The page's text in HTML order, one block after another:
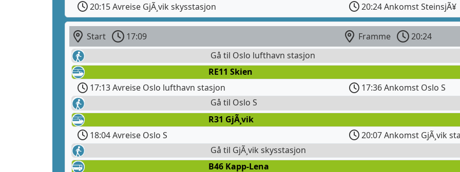
20:15 Avreise GjÃ¸vik skysstasjon
20:24 Ankomst SteinsjÃ¥
Start 17:09 Framme
20:24
Gå til Oslo lufthavn stasjon
RE11 Skien
17:13 Avreise Oslo lufthavn stasjon
17:36 Ankomst Oslo S
Gå til Oslo S
R31 GjÃ¸vik
18:04 Avreise Oslo S
20:07 Ankomst GjÃ¸vik
Gå til GjÃ¸vik skysstasjon
B46 Kapp-Lena